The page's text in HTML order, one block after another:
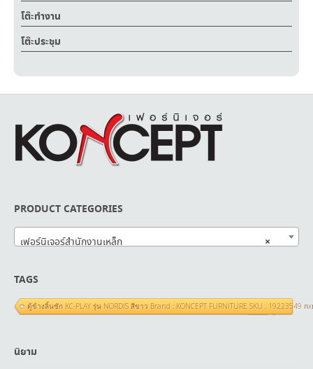
โต๊ะทำงาน
โต๊ะประชุม
PRODUCT CATEGORIES
×
เฟอร์นิเจอร์สำนักงานเหล็ก
TAGS
ตู้ข้างลิ้นชัก KC-PLAY รุ่น NORDIS สีขาว Brand : KONCEPT FURNITURE SKU : 19223549 ก
นิยาม